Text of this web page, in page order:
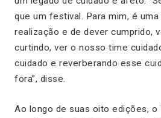
que um festival. Para mim, é
realização e de dever cumprido,
curtindo, ver o nosso time
cuidado e reverberando esse
fora”, disse.
Ao longo de suas oito edições, o